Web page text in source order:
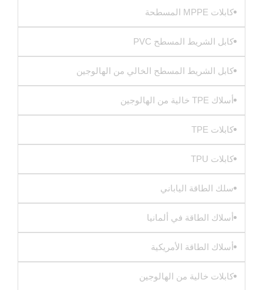
كابلات MPPE المسطحة
كابل الشريط المسطح PVC
كابل الشريط المسطح الخالي من الهالوجين
أسلاك TPE خالية من الهالوجين
كابلات TPE
كابلات TPU
سلك الطاقة الياباني
أسلاك الطاقة في ألمانيا
أسلاك الطاقة الأمريكية
كابلات خالية من الهالوجين